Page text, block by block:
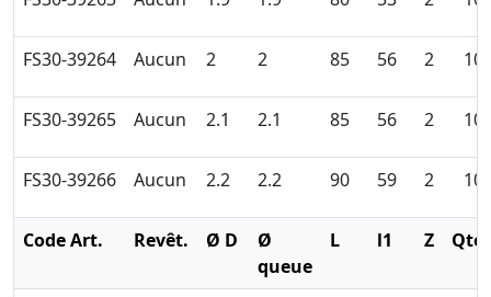
FS30-39264 Aucun 2 2 85 56 2 10
FS30-39265 Aucun 2.1 2.1 85 56 2 10
FS30-39266 Aucun 2.2 2.2 90 59 2 10
Code Art. Revêt. Ø D
Ø
queue
L l1 Z Qté